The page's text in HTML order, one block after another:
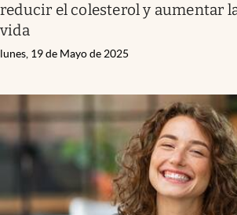
reducir el colesterol y aumentar
vida
lunes, 19 de Mayo de 2025